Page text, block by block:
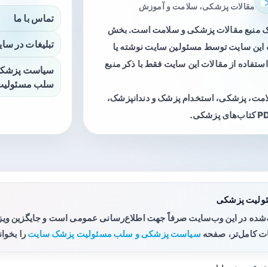
مقالات پزشکی، سلامت و آموزش
منبع مقالات پزشکی و سلامت است. بخش
این سایت توسط مسئولین سایت نوشته یا
از مقالات این سایت فقط با ذکر منبع
پزشکی، استخدام پزشک و دندانپزشک،
تماس با ما
تبلیغات در
سیاست
سلب
پزشکی
در این وب‌سایت صرفاً جهت اطلاع‌رسانی عمومی است و جایگزین
کامل‌تر، صفحه سیاست پزشکی و سلب مسئولیت پزشک سایت را